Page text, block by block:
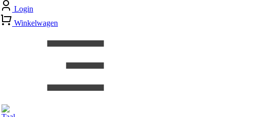
Login
Winkelwagen